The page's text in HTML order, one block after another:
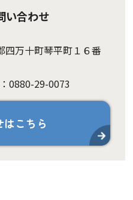
い合わせ
万十町琴平町１６番
0880-29-0073
はこちら